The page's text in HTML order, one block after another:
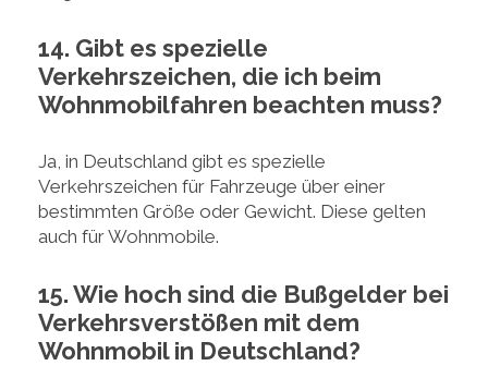
14. Gibt es spezielle
Verkehrszeichen, die ich beim
Wohnmobilfahren beachten muss?
Ja, in Deutschland gibt es spezielle
Verkehrszeichen für Fahrzeuge über einer
bestimmten Größe oder Gewicht. Diese gelten
auch für Wohnmobile.
15. Wie hoch sind die Bußgelder bei
Verkehrsverstößen mit dem
Wohnmobil in Deutschland?